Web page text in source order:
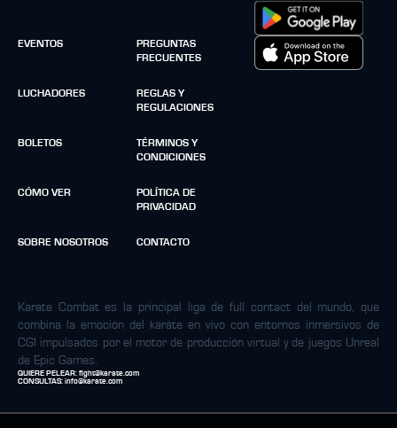
EVENTOS
LUCHADORES
BOLETOS
CÓMO VER
SOBRE NOSOTROS
PREGUNTAS
FRECUENTES
REGLAS Y
REGULACIONES
TÉRMINOS Y
CONDICIONES
POLÍTICA DE
PRIVACIDAD
CONTACTO
Karate Combat es la principal liga de full contact del mundo, que
combina la emoción del karáte en vivo con entornos inmersivos de
CGI impulsados por el motor de producción virtual y de juegos Unreal
de Epic Games.
QUIERE PELEAR: fight@karate.com
CONSULTAS: info@karate.com